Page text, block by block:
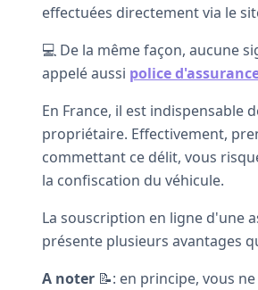
effectuées directement via le
💻 De la même façon, aucune
appelé aussi police
En France, il est indispensable
propriétaire. Effectivement,
commettant ce délit, vous
la confiscation du véhicule.
La souscription en ligne d'une
présente plusieurs avantages
A noter 📝: en principe, vous